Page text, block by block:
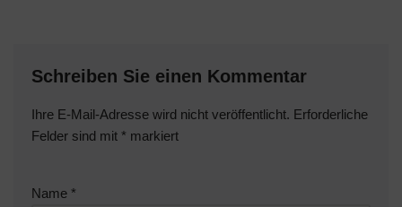
Schreiben Sie einen Kommentar
Ihre E-Mail-Adresse wird nicht veröffentlicht. Erforderliche
Felder sind mit * markiert
Name *